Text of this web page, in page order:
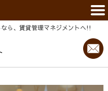
ら、賃貸管理マネジメントヘ!!